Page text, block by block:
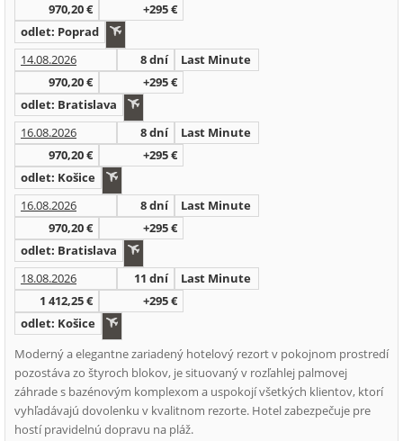
970,20 €
+295 €
odlet: Poprad
14.08.2026
8 dní
Last Minute
970,20 €
+295 €
odlet: Bratislava
16.08.2026
8 dní
Last Minute
970,20 €
+295 €
odlet: Košice
16.08.2026
8 dní
Last Minute
970,20 €
+295 €
odlet: Bratislava
18.08.2026
11 dní
Last Minute
1 412,25 €
+295 €
odlet: Košice
Moderný a elegantne zariadený hotelový rezort v pokojnom prostredí
pozostáva zo štyroch blokov, je situovaný v rozľahlej palmovej
záhrade s bazénovým komplexom a uspokojí všetkých klientov, ktorí
vyhľadávajú dovolenku v kvalitnom rezorte. Hotel zabezpečuje pre
hostí pravidelnú dopravu na pláž.